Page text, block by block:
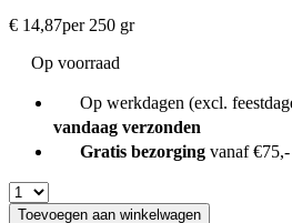
€ 14,87per 250 gr
Op voorraad
Op werkdagen (excl.
vandaag verzonden
Gratis bezorging vanaf €75,-
Toevoegen aan winkelwagen